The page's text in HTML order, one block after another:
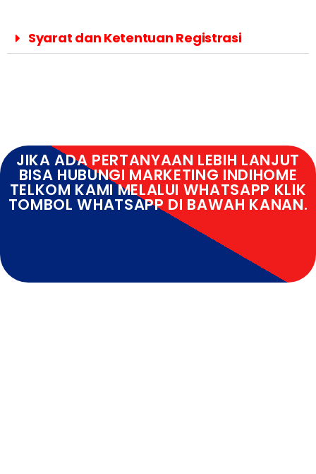
Syarat dan Ketentuan Registrasi
JIKA ADA PERTANYAAN LEBIH LANJUT
BISA HUBUNGI MARKETING INDIHOME
TELKOM KAMI MELALUI WHATSAPP KLIK
TOMBOL WHATSAPP DI BAWAH KANAN.